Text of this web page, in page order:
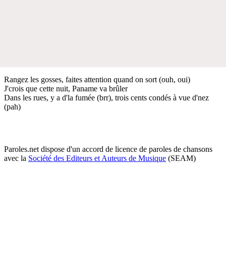
Rangez les gosses, faites attention quand on sort (ouh, oui)
J'crois que cette nuit, Paname va brûler
Dans les rues, y a d'la fumée (brr), trois cents condés à vue d'nez
(pah)
Paroles.net dispose d'un accord de licence de paroles de chansons
avec la Société des Editeurs et Auteurs de Musique (SEAM)